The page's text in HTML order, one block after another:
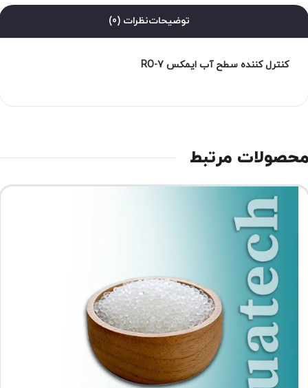
توضیحاتنظرات (0)
کنترل کننده سطح آب ایمکس RO-7
مرتبط